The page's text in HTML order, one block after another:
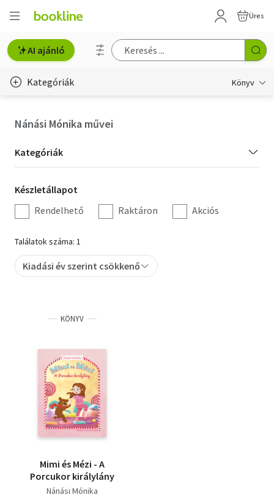
Üres
AI ajánló
Kategóriák Könyv
Hobbi, szabadidő
Irodalom
Művészet
Szakkönyv
Tankönyv, segédkönyv
Társadalomtudomány
Természettudomány
Történelem
Nánási Mónika művei
Kategória
szűrés
Kategóriák
Készletállapot
szűrés
Készletállapot
Rendelhető
Raktáron Akciós
Találatok száma: 1
Kiadási év szerint csökkenő
KÖNYV
Mimi és Mézi - A
Porcukor királylány
Nánási Mónika